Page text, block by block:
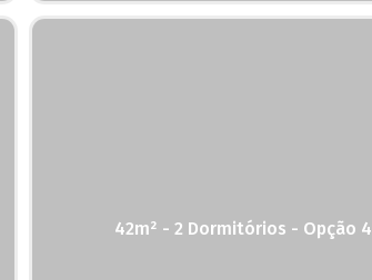
42m² - 2 Dormitórios - Opção 4